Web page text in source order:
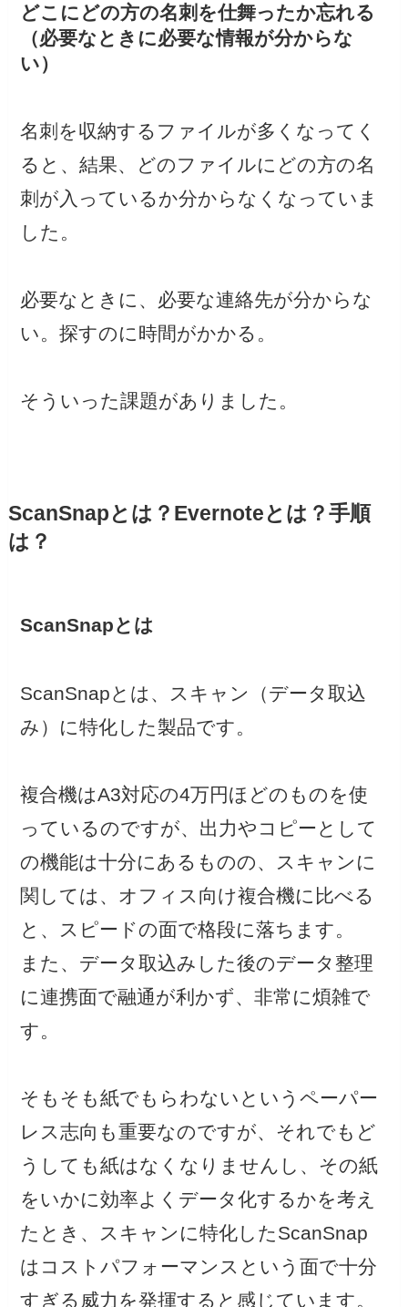
どこにどの方の名刺を仕舞ったか忘れる
（必要なときに必要な情報が分からな
い）
名刺を収納するファイルが多くなってく
ると、結果、どのファイルにどの方の名
刺が入っているか分からなくなっていま
した。
必要なときに、必要な連絡先が分からな
い。探すのに時間がかかる。
そういった課題がありました。
ScanSnapとは？Evernoteとは？手順
は？
ScanSnapとは
ScanSnapとは、スキャン（データ取込
み）に特化した製品です。
複合機はA3対応の4万円ほどのものを使
っているのですが、出力やコピーとして
の機能は十分にあるものの、スキャンに
関しては、オフィス向け複合機に比べる
と、スピードの面で格段に落ちます。
また、データ取込みした後のデータ整理
に連携面で融通が利かず、非常に煩雑で
す。
そもそも紙でもらわないというペーパー
レス志向も重要なのですが、それでもど
うしても紙はなくなりませんし、その紙
をいかに効率よくデータ化するかを考え
たとき、スキャンに特化したScanSnap
はコストパフォーマンスという面で十分
すぎる威力を発揮すると感じています。